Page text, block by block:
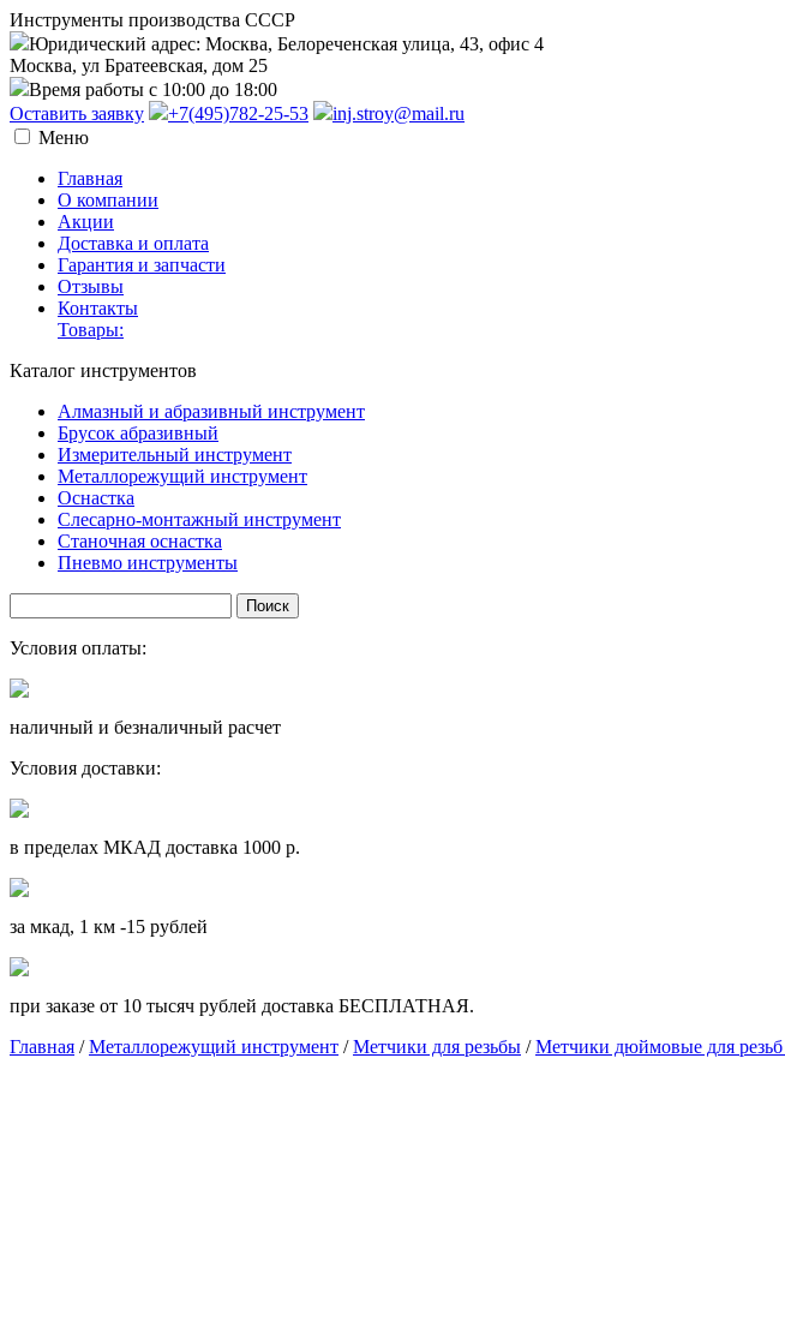
Инструменты производства СССР
Юридический адрес: Москва, Белореченская улица, 43, офис 4
Москва, ул Братеевская, дом 25
Время работы с 10:00 до 18:00
Оставить заявку
+7(495)782-25-53
inj.stroy@mail.ru
Меню
Главная
О компании
Акции
Доставка и оплата
Гарантия и запчасти
Отзывы
Контакты
Товары:
Каталог инструментов
Алмазный и абразивный инструмент
Брусок абразивный
Измерительный инструмент
Металлорежущий инструмент
Оснастка
Слесарно-монтажный инструмент
Станочная оснастка
Пневмо инструменты
Условия оплаты:
наличный и безналичный расчет
Условия доставки:
в пределах МКАД доставка 1000 р.
за мкад, 1 км -15 рублей
при заказе от 10 тысяч рублей доставка БЕСПЛАТНАЯ.
Главная /Металлорежущий инструмент /Метчики для резьбы /Метчики дюймовые для